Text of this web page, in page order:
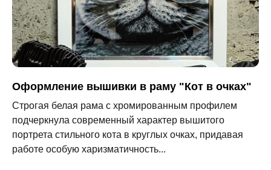
Оформление вышивки в раму "Кот в очках"
Строгая белая рама с хромированным профилем
подчеркнула современный характер вышитого
портрета стильного кота в круглых очках, придавая
работе особую харизматичность...